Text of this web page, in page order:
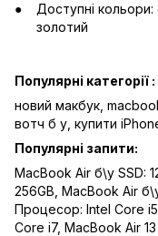
Доступні кольори:
золотий
Популярні категорії :
новий макбук,
вотч б у, купити
Популярні запити:
MacBook Air б\у SSD:
256GB MacBook Air
Процесор: Intel Core i5
Core i7, MacBook Air